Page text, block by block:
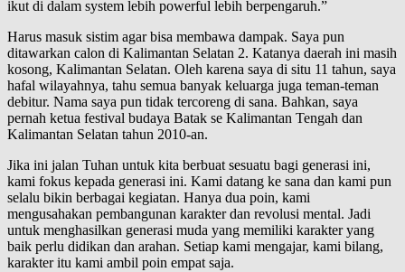
ikut di dalam system lebih powerful lebih berpengaruh.”
Harus masuk sistim agar bisa membawa dampak. Saya pun
ditawarkan calon di Kalimantan Selatan 2. Katanya daerah ini masih
kosong, Kalimantan Selatan. Oleh karena saya di situ 11 tahun, saya
hafal wilayahnya, tahu semua banyak keluarga juga teman-teman
debitur. Nama saya pun tidak tercoreng di sana. Bahkan, saya
pernah ketua festival budaya Batak se Kalimantan Tengah dan
Kalimantan Selatan tahun 2010-an.
Jika ini jalan Tuhan untuk kita berbuat sesuatu bagi generasi ini,
kami fokus kepada generasi ini. Kami datang ke sana dan kami pun
selalu bikin berbagai kegiatan. Hanya dua poin, kami
mengusahakan pembangunan karakter dan revolusi mental. Jadi
untuk menghasilkan generasi muda yang memiliki karakter yang
baik perlu didikan dan arahan. Setiap kami mengajar, kami bilang,
karakter itu kami ambil poin empat saja.